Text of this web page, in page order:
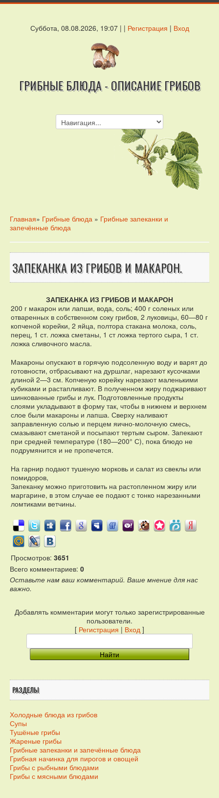
Суббота, 08.08.2026, 19:07 | | Регистрация | Вход
ГРИБНЫЕ БЛЮДА - ОПИСАНИЕ ГРИБОВ
Главная» Грибные блюда » Грибные запеканки и
запечённые блюда
ЗАПЕКАНКА ИЗ ГРИБОВ И МАКАРОН.
ЗАПЕКАНКА ИЗ ГРИБОВ И МАКАРОН
200 г макарон или лапши, вода, соль; 400 г соленых или
отваренных в собственном соку грибов, 2 луковицы, 60—80 г
копченой корейки, 2 яйца, полтора стакана молока, соль,
перец, 1 ст. ложка сметаны, 1 ст ложка тертого сыра, 1 ст.
ложка сливочного масла.
Макароны опускают в горячую подсоленную воду и варят до
готовности, отбрасывают на дуршлаг, нарезают кусочками
длиной 2—3 см. Копченую корейку нарезают маленькими
кубиками и растапливают. В полученном жиру поджаривают
шинкованные грибы и лук. Подготовленные продукты
слоями укладывают в форму так, чтобы в нижнем и верхнем
слое были макароны и лапша. Сверху наливают
заправленную солью и перцем яично-молочную смесь,
смазывают сметаной и посыпают тертым сыром. Запекают
при средней температуре (180—200° С), пока блюдо не
подрумянится и не пропечется.
На гарнир подают тушеную морковь и салат из свеклы или
помидоров,
Запеканку можно приготовить на растопленном жиру или
маргарине, в этом случае ее подают с тонко нарезанными
ломтиками ветчины.
Просмотров: 3651
Всего комментариев: 0
Оставьте нам ваш комментарий. Ваше мнение для нас
важно.
Добавлять комментарии могут только зарегистрированные
пользователи.
[ Регистрация | Вход ]
РАЗДЕЛЫ
Холодные блюда из грибов
Супы
Тушёные грибы
Жареные грибы
Грибные запеканки и запечённые блюда
Грибная начинка для пирогов и овощей
Грибы с рыбными блюдами
Грибы с мясными блюдами